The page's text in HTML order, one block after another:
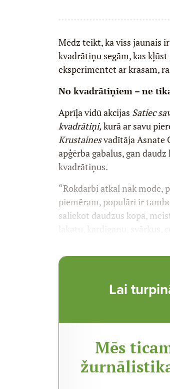
Mēdz teikt, ka viss jaunais
kvadrātiņu segām, kas
eksperimentēt ar krāsām,
No kvadrātiņiem – ne
Aprīļa vidū akcijas Satiec
kvadrātiņi, kurā ar savu
Krustainesvadītāja Asnate
apģērba gabalus, gan
kvadrātiņus.
“Rokdarbi atkal nāk modē,
piemēram, populāri ir
saliekot daudzus kopā,
lakatu, kardiganu, svārkus,
Lai
Mēs